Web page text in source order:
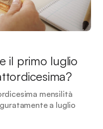
il primo luglio
mensilità
a luglio